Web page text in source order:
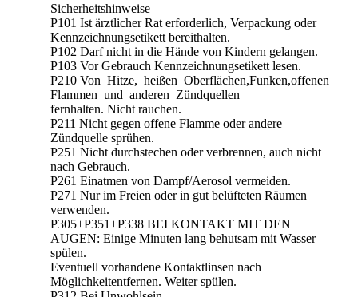
Sicherheitshinweise
P101 Ist ärztlicher Rat erforderlich, Verpackung oder
Kennzeichnungsetikett bereithalten.
P102 Darf nicht in die Hände von Kindern gelangen.
P103 Vor Gebrauch Kennzeichnungsetikett lesen.
P210 Von Hitze, heißen Oberflächen,Funken,offenen
Flammen und anderen Zündquellen
fernhalten. Nicht rauchen.
P211 Nicht gegen offene Flamme oder andere
Zündquelle sprühen.
P251 Nicht durchstechen oder verbrennen, auch nicht
nach Gebrauch.
P261 Einatmen von Dampf/Aerosol vermeiden.
P271 Nur im Freien oder in gut belüfteten Räumen
verwenden.
P305+P351+P338 BEI KONTAKT MIT DEN
AUGEN: Einige Minuten lang behutsam mit Wasser
spülen.
Eventuell vorhandene Kontaktlinsen nach
Möglichkeitentfernen. Weiter spülen.